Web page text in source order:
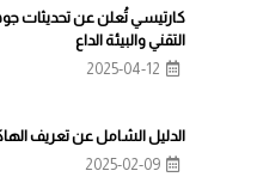
كارتيسي تُعلن عن تحديثات
التقني والبيئة الداع
2025-04-12
الدليل الشامل عن تعريف
2025-02-09